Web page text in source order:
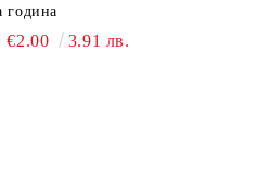
година
€2.00 3.91 лв.